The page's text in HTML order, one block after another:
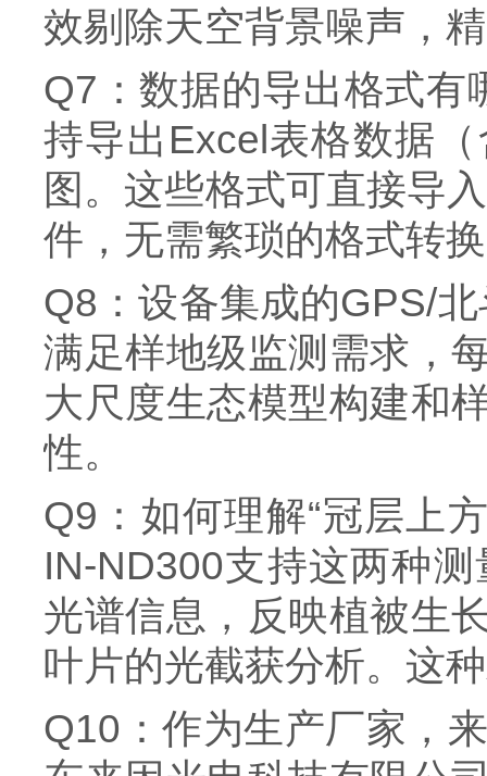
效剔除天空背景噪声，
Q7：数据的导出格式有
持导出Excel表格数据
图。这些格式可直接导
件，无需繁琐的格式转
Q8：设备集成的GPS/
满足样地级监测需求，
大尺度生态模型构建和
性。
Q9：如何理解“冠层上
IN-ND300支持这两种
光谱信息，反映植被生
叶片的光截获分析。这
Q10：作为生产厂家 ，